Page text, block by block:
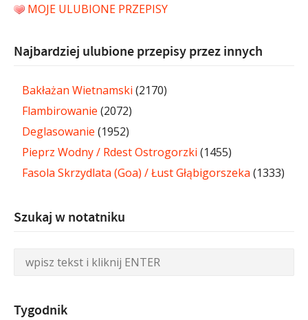
MOJE ULUBIONE PRZEPISY
Najbardziej ulubione przepisy przez innych
Bakłażan Wietnamski (2170)
Flambirowanie (2072)
Deglasowanie (1952)
Pieprz Wodny / Rdest Ostrogorzki (1455)
Fasola Skrzydlata (Goa) / Łust Głąbigorszeka (1333)
Szukaj w notatniku
Tygodnik